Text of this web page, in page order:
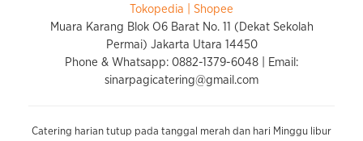
Tokopedia |
Shopee
Muara Karang Blok O6 Barat No. 11 (Dekat Sekolah
Permai) Jakarta Utara 14450
Phone & Whatsapp: 0882-1379-6048 | Email:
sinarpagicatering@gmail.com
Catering harian tutup pada tanggal merah dan hari Minggu libur